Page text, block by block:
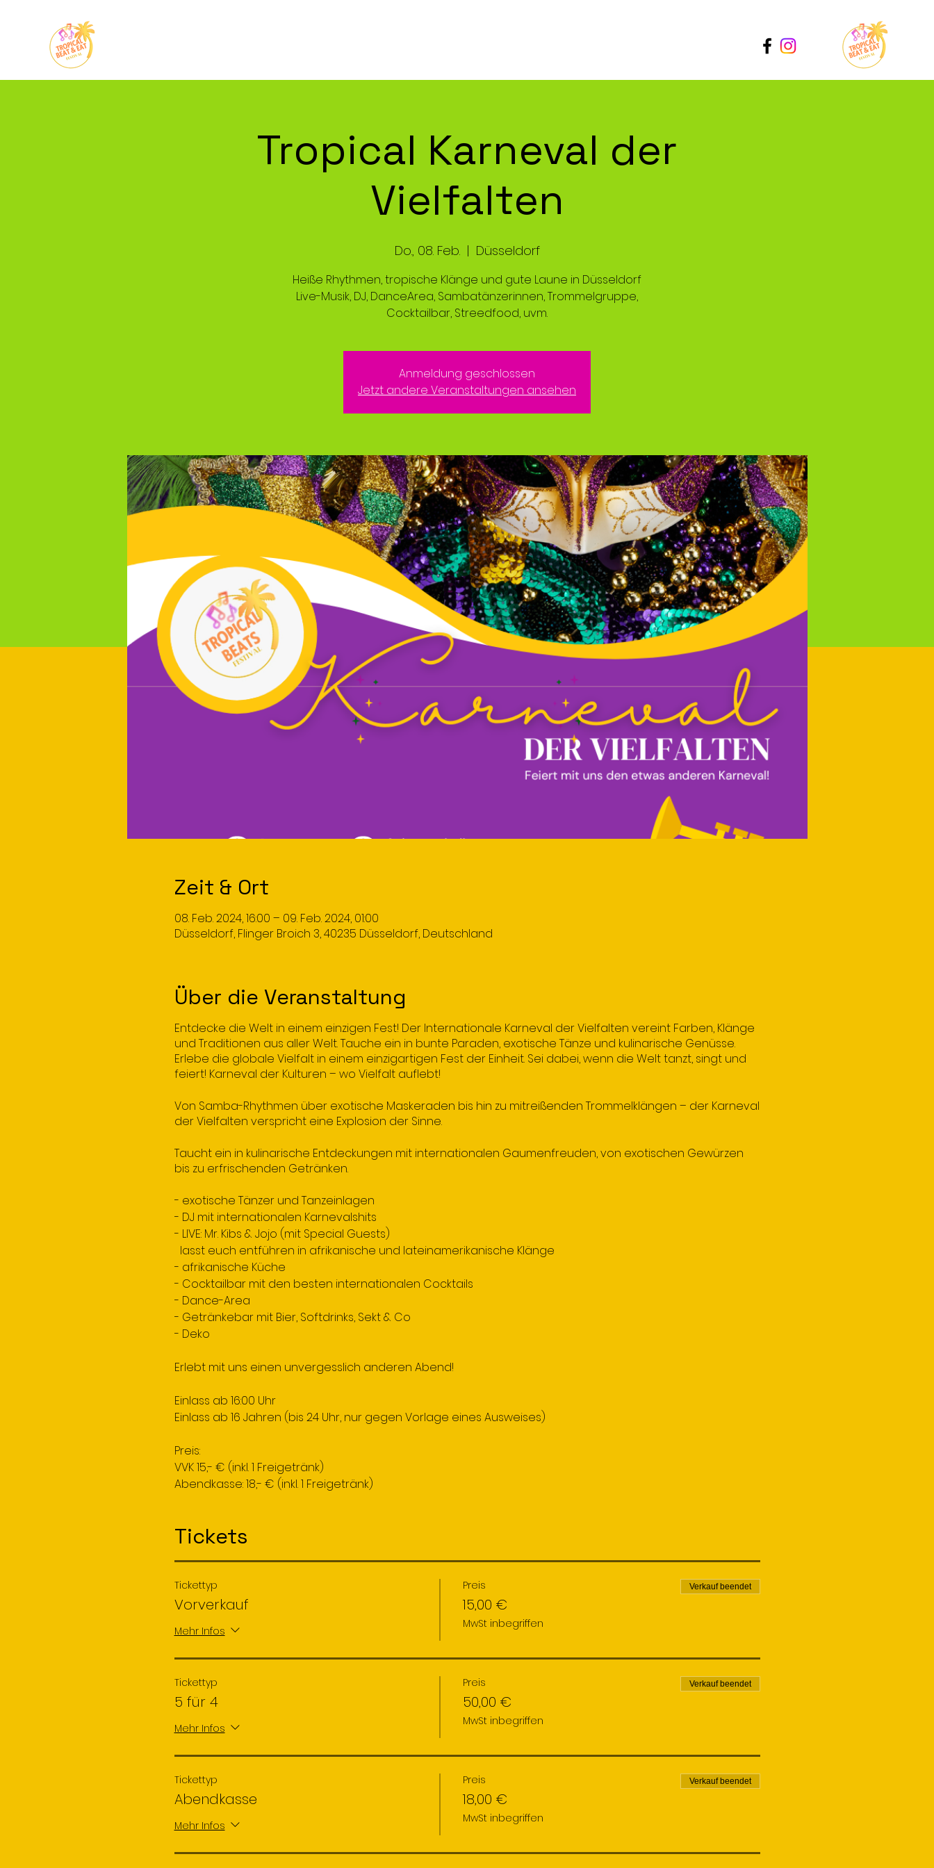
Tropical Karneval der
Vielfalten
Do., 08. Feb.
  |
Düsseldorf
Heiße Rhythmen, tropische Klänge und gute Laune in Düsseldorf
Live-Musik, DJ, DanceArea, Sambatänzerinnen, Trommelgruppe,
Cocktailbar, Streedfood, uvm.
Anmeldung geschlossen
Jetzt andere Veranstaltungen ansehen
Zeit & Ort
08. Feb. 2024, 16:00 – 09. Feb. 2024, 01:00
Düsseldorf, Flinger Broich 3, 40235 Düsseldorf, Deutschland
Über die Veranstaltung
Entdecke die Welt in einem einzigen Fest! Der Internationale Karneval der Vielfalten vereint Farben, Klänge
und Traditionen aus aller Welt. Tauche ein in bunte Paraden, exotische Tänze und kulinarische Genüsse.
Erlebe die globale Vielfalt in einem einzigartigen Fest der Einheit. Sei dabei, wenn die Welt tanzt, singt und
feiert! Karneval der Kulturen – wo Vielfalt auflebt!
Von Samba-Rhythmen über exotische Maskeraden bis hin zu mitreißenden Trommelklängen – der Karneval
der Vielfalten verspricht eine Explosion der Sinne.
Taucht ein in kulinarische Entdeckungen mit internationalen Gaumenfreuden, von exotischen Gewürzen
bis zu erfrischenden Getränken.
- exotische Tänzer und Tanzeinlagen
- DJ mit internationalen Karnevalshits
- LIVE: Mr. Kibs & Jojo (mit Special Guests)
lasst euch entführen in afrikanische und lateinamerikanische Klänge
- afrikanische Küche
- Cocktailbar mit den besten internationalen Cocktails
- Dance-Area
- Getränkebar mit Bier, Softdrinks, Sekt & Co
- Deko
Erlebt mit uns einen unvergesslich anderen Abend!
Einlass ab 16:00 Uhr
Einlass ab 16 Jahren (bis 24 Uhr, nur gegen Vorlage eines Ausweises)
Preis:
VVK 15,- € (inkl. 1 Freigetränk)
Abendkasse: 18,- € (inkl. 1 Freigetränk)
Tickets
Tickettyp
Vorverkauf
Mehr Infos
Preis
15,00 €
MwSt inbegriffen
Verkauf beendet
Tickettyp
5 für 4
Mehr Infos
Preis
50,00 €
MwSt inbegriffen
Verkauf beendet
Tickettyp
Abendkasse
Mehr Infos
Preis
18,00 €
MwSt inbegriffen
Verkauf beendet